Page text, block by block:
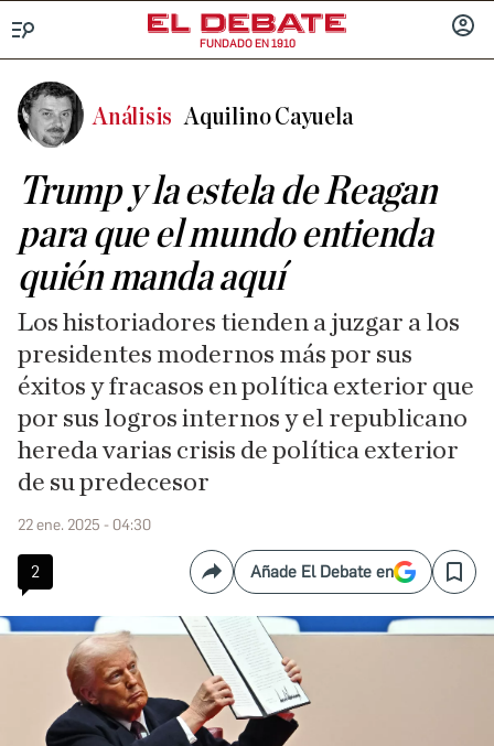
FUNDADO EN 1910
Análisis Aquilino Cayuela
Trump y la estela de Reagan
para que el mundo entienda
quién manda aquí
Los historiadores tienden a juzgar a los
presidentes modernos más por sus
éxitos y fracasos en política exterior que
por sus logros internos y el republicano
hereda varias crisis de política exterior
de su predecesor
22 ene. 2025 - 04:30
2 CompartirAñade El Debate en Save